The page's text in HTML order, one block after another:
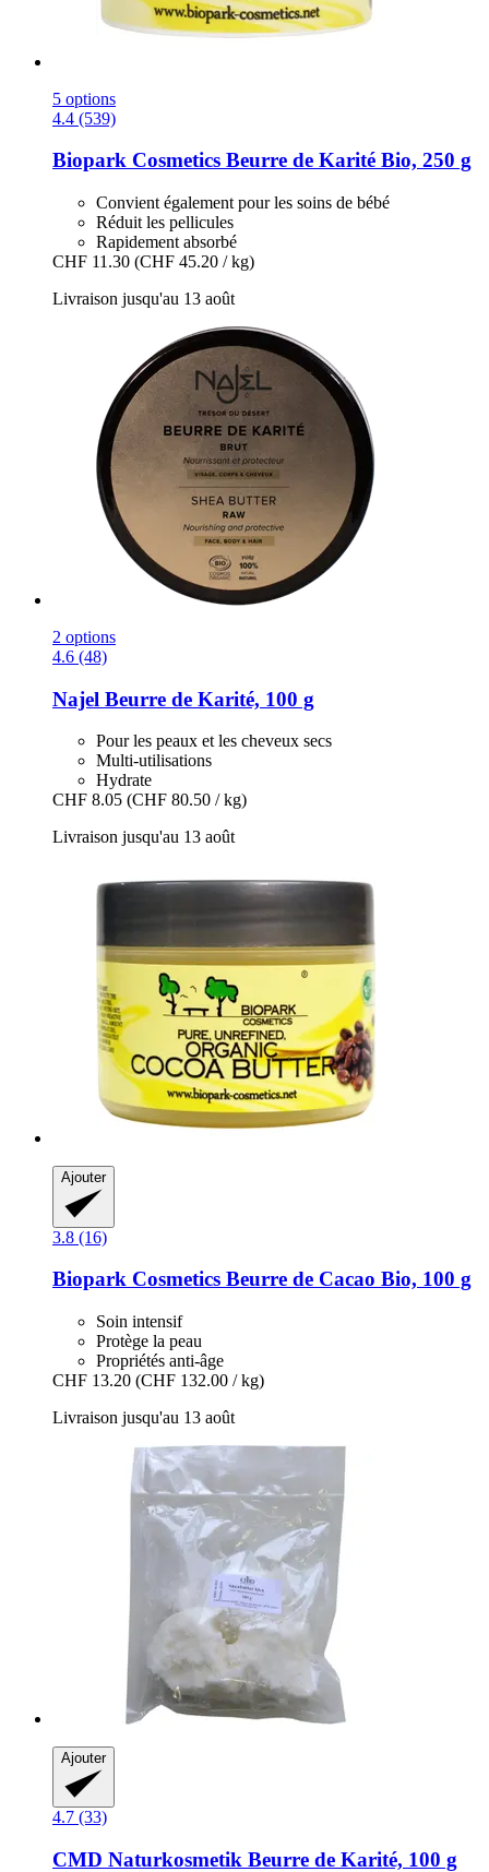
5 options
4.4 (539)
Biopark Cosmetics Beurre de Karité Bio, 250 g
Convient également pour les soins de bébé
Réduit les pellicules
Rapidement absorbé
CHF 11.30 (CHF 45.20 / kg)
Livraison jusqu'au 13 août
2 options
4.6 (48)
Najel Beurre de Karité, 100 g
Pour les peaux et les cheveux secs
Multi-utilisations
Hydrate
CHF 8.05 (CHF 80.50 / kg)
Livraison jusqu'au 13 août
Ajouter
3.8 (16)
Biopark Cosmetics Beurre de Cacao Bio, 100 g
Soin intensif
Protège la peau
Propriétés anti-âge
CHF 13.20 (CHF 132.00 / kg)
Livraison jusqu'au 13 août
Ajouter
4.7 (33)
CMD Naturkosmetik Beurre de Karité, 100 g